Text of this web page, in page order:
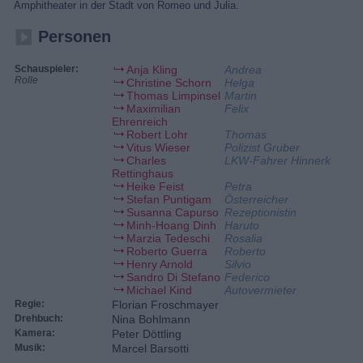
Amphitheater in der Stadt von Romeo und Julia.
Personen
Schauspieler:
Rolle
Anja Kling
Andrea
Christine Schorn
Helga
Thomas Limpinsel Martin
Maximilian
Ehrenreich
Felix
Robert Lohr
Thomas
Vitus Wieser
Polizist Gruber
Charles
Rettinghaus
LKW-Fahrer Hinnerk
Heike Feist
Petra
Stefan Puntigam
Österreicher
Susanna Capurso Rezeptionistin
Minh-Hoang Dinh
Haruto
Marzia Tedeschi
Rosalia
Roberto Guerra
Roberto
Henry Arnold
Silvio
Sandro Di Stefano Federico
Michael Kind
Autovermieter
Regie: Florian Froschmayer
Drehbuch: Nina Bohlmann
Kamera: Peter Döttling
Musik: Marcel Barsotti